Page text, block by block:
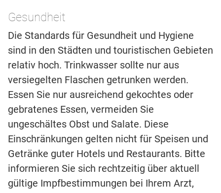
Gesundheit
Die Standards für Gesundheit und Hygiene
sind in den Städten und touristischen Gebieten
relativ hoch. Trinkwasser sollte nur aus
versiegelten Flaschen getrunken werden.
Essen Sie nur ausreichend gekochtes oder
gebratenes Essen, vermeiden Sie
ungeschältes Obst und Salate. Diese
Einschränkungen gelten nicht für Speisen und
Getränke guter Hotels und Restaurants. Bitte
informieren Sie sich rechtzeitig über aktuell
gültige Impfbestimmungen bei Ihrem Arzt,